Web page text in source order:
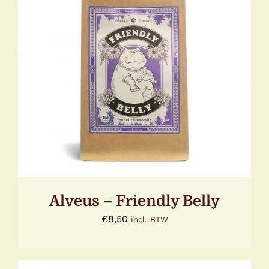
TOEVOEGEN AAN WINKELWAGEN
DETAILS
Alveus – Friendly Belly
€8,50 incl. BTW